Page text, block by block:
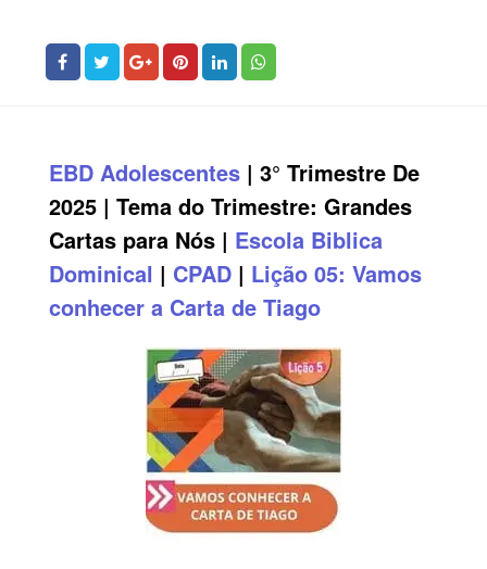
EBD Adolescentes| 3° Trimestre De
2025 | Tema do Trimestre: Grandes
Cartas para Nós | Escola Biblica
Dominical | CPAD| Lição 05: Vamos
conhecer a Carta de Tiago